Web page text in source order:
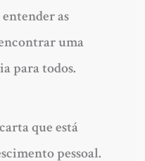
as
uma
para todos.
que está
pessoal.